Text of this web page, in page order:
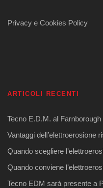
Privacy e Cookies Policy
ARTICOLI RECENTI
Tecno E.D.M. al
Vantaggi dell’elettroerosione
Quando scegliere
Quando conviene
Tecno EDM sarà presente a